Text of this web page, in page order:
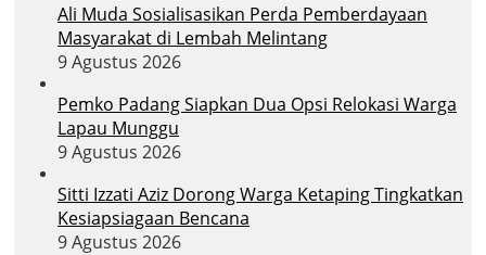
Ali Muda Sosialisasikan Perda Pemberdayaan
Masyarakat di Lembah Melintang
9 Agustus 2026
Pemko Padang Siapkan Dua Opsi Relokasi Warga
Lapau Munggu
9 Agustus 2026
Sitti Izzati Aziz Dorong Warga Ketaping Tingkatkan
Kesiapsiagaan Bencana
9 Agustus 2026